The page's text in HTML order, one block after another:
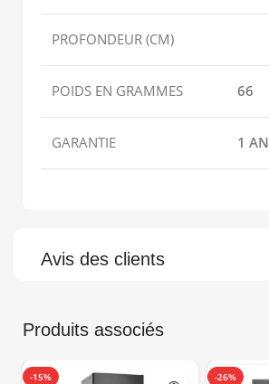
PROFONDEUR (CM)
POIDS EN GRAMMES 66
GARANTIE 1 AN
Avis des clients
Produits associés
-15%
-26%